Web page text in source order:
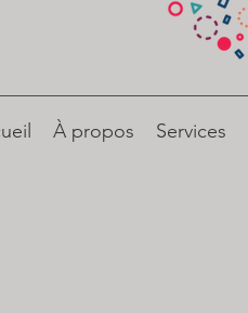
À propos Services